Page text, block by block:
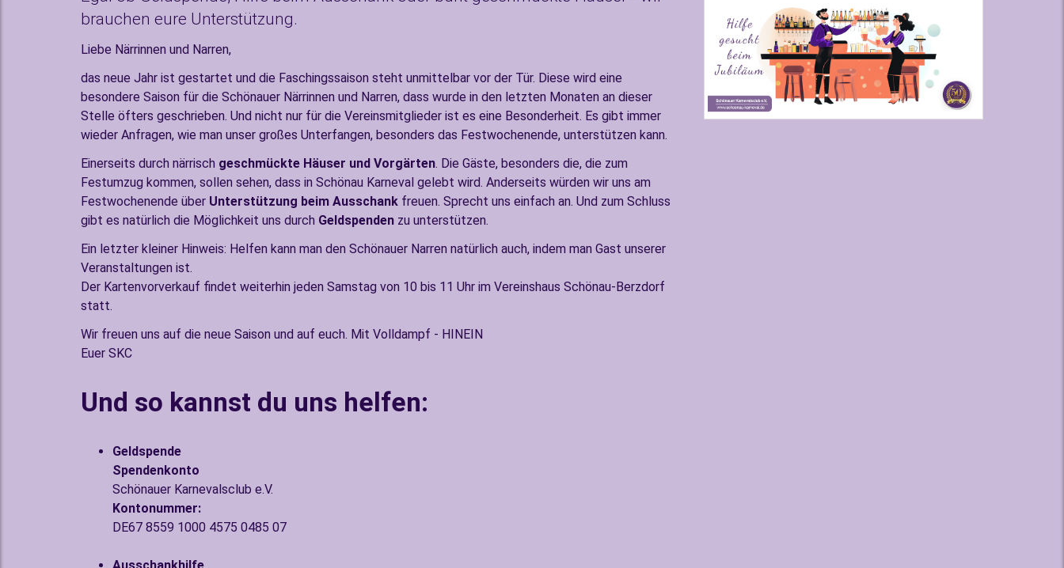
brauchen eure Unterstützung.
Liebe Närrinnen und Narren,
das neue Jahr ist gestartet und die Faschingssaison steht unmittelbar vor der Tür. Diese wird eine
besondere Saison für die Schönauer Närrinnen und Narren, dass wurde in den letzten Monaten an dieser
Stelle öfters geschrieben. Und nicht nur für die Vereinsmitglieder ist es eine Besonderheit. Es gibt immer
wieder Anfragen, wie man unser großes Unterfangen, besonders das Festwochenende, unterstützen kann.
Einerseits durch närrisch geschmückte Häuser und Vorgärten. Die Gäste, besonders die, die zum
Festumzug kommen, sollen sehen, dass in Schönau Karneval gelebt wird. Anderseits würden wir uns am
Festwochenende über Unterstützung beim Ausschank freuen. Sprecht uns einfach an. Und zum Schluss
gibt es natürlich die Möglichkeit uns durch Geldspenden zu unterstützen.
Ein letzter kleiner Hinweis: Helfen kann man den Schönauer Narren natürlich auch, indem man Gast unserer
Veranstaltungen ist.
Der Kartenvorverkauf findet weiterhin jeden Samstag von 10 bis 11 Uhr im Vereinshaus Schönau-Berzdorf
statt.
Wir freuen uns auf die neue Saison und auf euch. Mit Volldampf - HINEIN
Euer SKC
Und so kannst du uns helfen:
Geldspende
Spendenkonto
Schönauer Karnevalsclub e.V.
Kontonummer:
DE67 8559 1000 4575 0485 07